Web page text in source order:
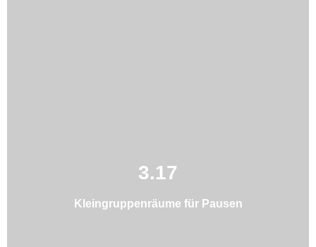
3.17
Kleingruppenräume für Pausen